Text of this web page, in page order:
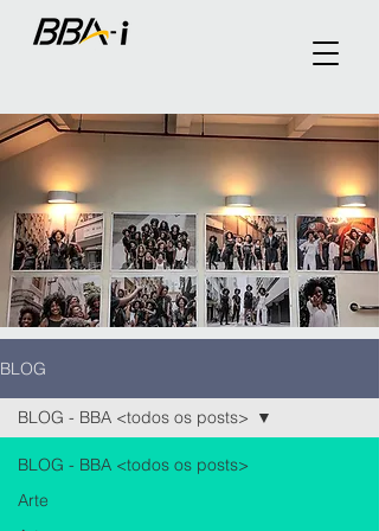
BLOG
BLOG - BBA <todos os posts>
Arte
BLOG - BBA <todos os posts>